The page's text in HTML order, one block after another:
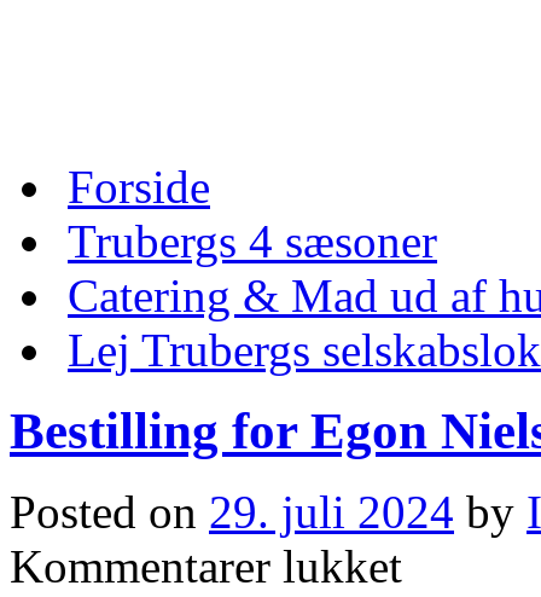
to
Forside
Trubergs 4 sæsoner
Catering & Mad ud af
Lej Trubergs
Bestilling for Egon
Posted on 29. juli 2024 by
Kommentarer lukket